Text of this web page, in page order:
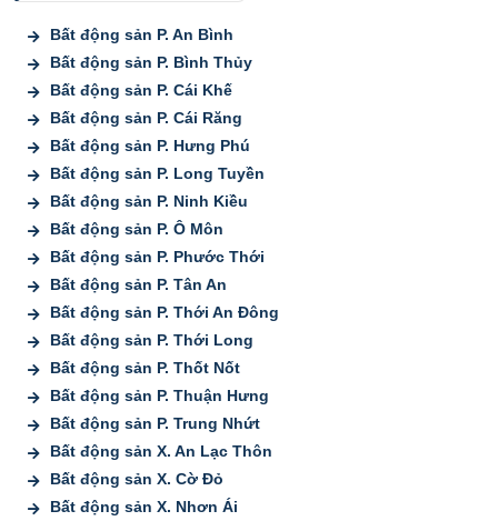
Bất động sản P. An Bình
Bất động sản P. Bình Thủy
Bất động sản P. Cái Khế
Bất động sản P. Cái Răng
Bất động sản P. Hưng Phú
Bất động sản P. Long Tuyền
Bất động sản P. Ninh Kiều
Bất động sản P. Ô Môn
Bất động sản P. Phước Thới
Bất động sản P. Tân An
Bất động sản P. Thới An Đông
Bất động sản P. Thới Long
Bất động sản P. Thốt Nốt
Bất động sản P. Thuận Hưng
Bất động sản P. Trung Nhứt
Bất động sản X. An Lạc Thôn
Bất động sản X. Cờ Đỏ
Bất động sản X. Nhơn Ái